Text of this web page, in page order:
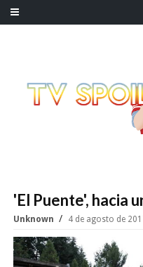
'El Puente', hacia
Unknown 4 de agosto de